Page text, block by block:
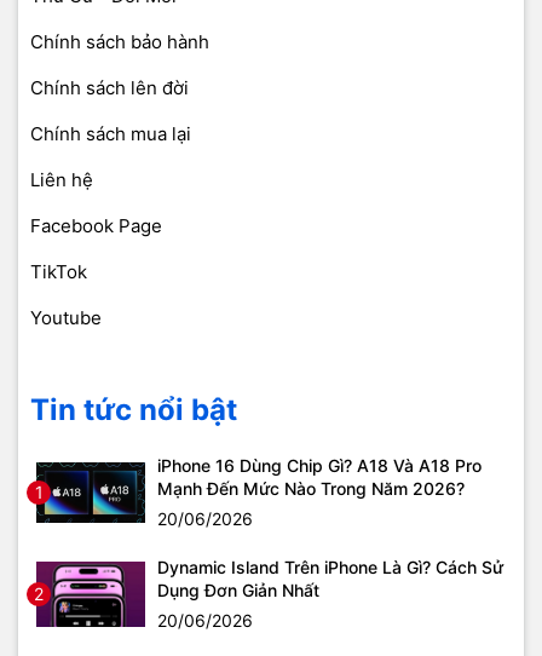
Chính sách bảo hành
Chính sách lên đời
Chính sách mua lại
Liên hệ
Facebook Page
TikTok
Youtube
Tin tức nổi bật
1
iPhone 16 Dùng Chip Gì? A18 Và A18 Pro
Mạnh Đến Mức Nào Trong Năm 2026?
20/06/2026
2
Dynamic Island Trên iPhone Là Gì? Cách Sử
Dụng Đơn Giản Nhất
20/06/2026